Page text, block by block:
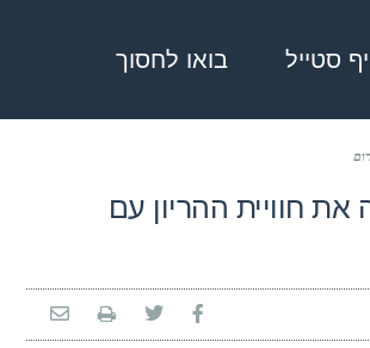
סטייל בואו לחסוך
חוויית ההריון עם